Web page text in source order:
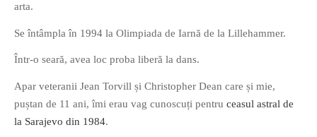
arta.
Se întâmpla în 1994 la Olimpiada de Iarnă de la Lillehammer.
Într-o seară, avea loc proba liberă la dans.
Apar veteranii Jean Torvill și Christopher Dean care și mie,
puștan de 11 ani, îmi erau vag cunoscuți pentru ceasul astral de
la Sarajevo din 1984.